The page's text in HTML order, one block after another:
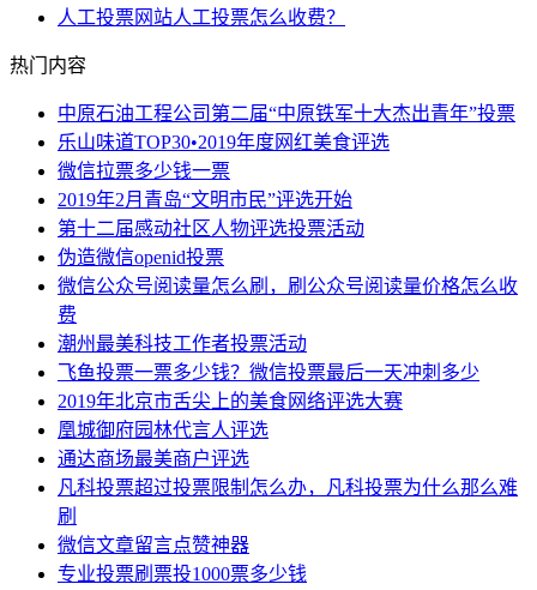
人工投票网站人工投票怎么收费？
热门内容
中原石油工程公司第二届“中原铁军十大杰出青年”投票
乐山味道TOP30•2019年度网红美食评选
微信拉票多少钱一票
2019年2月青岛“文明市民”评选开始
第十二届感动社区人物评选投票活动
伪造微信openid投票
微信公众号阅读量怎么刷，刷公众号阅读量价格怎么收
费
潮州最美科技工作者投票活动
飞鱼投票一票多少钱？微信投票最后一天冲刺多少
2019年北京市舌尖上的美食网络评选大赛
凰城御府园林代言人评选
通达商场最美商户评选
凡科投票超过投票限制怎么办，凡科投票为什么那么难
刷
微信文章留言点赞神器
专业投票刷票投1000票多少钱